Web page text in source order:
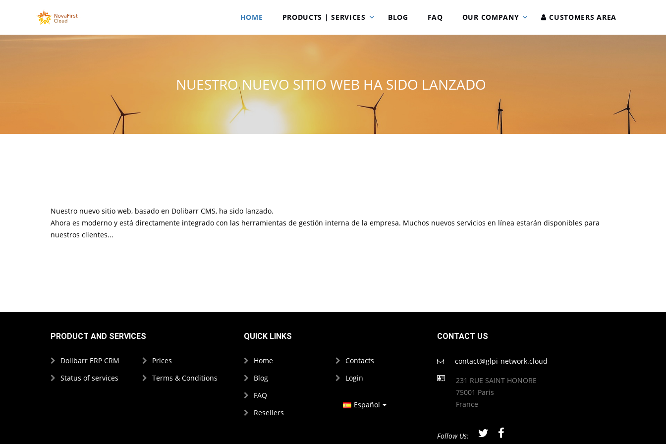
HOME PRODUCTS | SERVICES BLOG FAQ OUR COMPANY CUSTOMERS AREA
NUESTRO NUEVO SITIO WEB HA SIDO LANZADO
Nuestro nuevo sitio web, basado en Dolibarr CMS, ha sido lanzado.
Ahora es moderno y está directamente integrado con las herramientas de gestión interna de la empresa. Muchos nuevos servicios en línea estarán disponibles para
nuestros clientes...
PRODUCT AND SERVICES
Dolibarr ERP CRM
Status of services
Prices
Terms & Conditions
QUICK LINKS
Home
Blog
FAQ
Resellers
Contacts
Login
Español
CONTACT US
contact@glpi-network.cloud
231 RUE SAINT HONORE
75001 Paris
France
Follow Us: